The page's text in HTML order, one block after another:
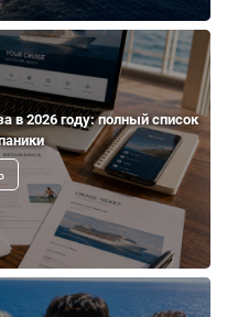
в 2026 году: полный список